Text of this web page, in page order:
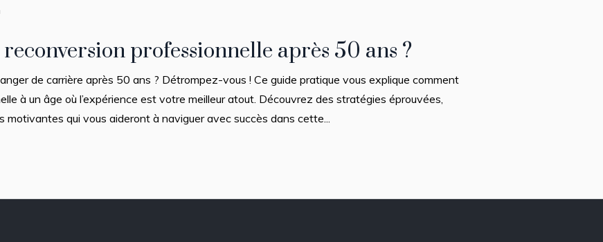
professionnelle après 50 ans ?
de carrière après 50 ans ? Détrompez-vous ! Ce guide pratique vous explique comment
à un âge où l’expérience est votre meilleur atout. Découvrez des stratégies éprouvées,
qui vous aideront à naviguer avec succès dans cette...